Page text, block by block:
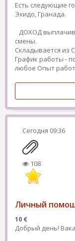
Есть следующие
Эхидо, Гранада.
ДОХОД
смены.
Складывается из
График работы -
любое Опыт
Сегодня 09:36
108
Личный
10 €
Добрый день!